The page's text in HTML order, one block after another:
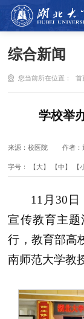
综合新闻
您当前所在位置： 首
学校举
来源：校医院 作者：
字号： 【大】 【中】 【
11月30
宣传教育主
行，教育部高
南师范大学教